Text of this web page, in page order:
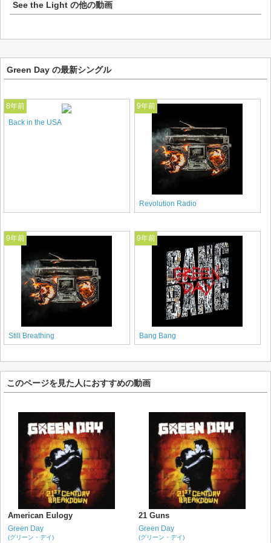
See the Light の他の動画
Green Day の最新シングル
8年前
Back in the USA
9年前
Revolution Radio
9年前
Still Breathing
9年前
Bang Bang
このページを見た人におすすめの動画
American Eulogy
Green Day
(グリーン・デイ)
21 Guns
Green Day
(グリーン・デイ)